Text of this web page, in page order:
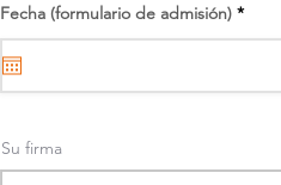
Fecha (formulario de admisión) *r
q
r
Su firma